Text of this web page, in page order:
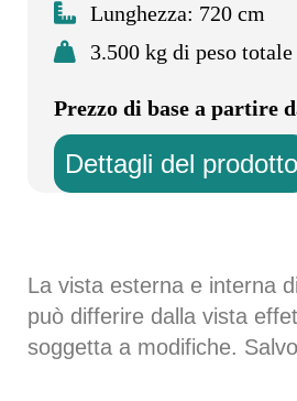
Lunghezza: 720 cm
3.500 kg di peso totale
Prezzo di base a partire
Dettagli del prodotto
La vista esterna e interna
può differire dalla vista
soggetta a modifiche.